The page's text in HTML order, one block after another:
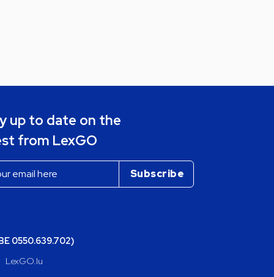
up to date on the
from LexGO
0550.639.702)
LexGO.lu